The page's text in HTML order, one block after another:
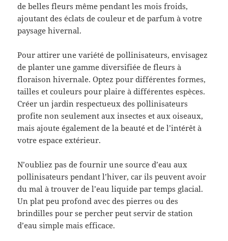
de belles fleurs même pendant les mois froids,
ajoutant des éclats de couleur et de parfum à votre
paysage hivernal.
Pour attirer une variété de pollinisateurs, envisagez
de planter une gamme diversifiée de fleurs à
floraison hivernale. Optez pour différentes formes,
tailles et couleurs pour plaire à différentes espèces.
Créer un jardin respectueux des pollinisateurs
profite non seulement aux insectes et aux oiseaux,
mais ajoute également de la beauté et de l’intérêt à
votre espace extérieur.
N’oubliez pas de fournir une source d’eau aux
pollinisateurs pendant l’hiver, car ils peuvent avoir
du mal à trouver de l’eau liquide par temps glacial.
Un plat peu profond avec des pierres ou des
brindilles pour se percher peut servir de station
d’eau simple mais efficace.